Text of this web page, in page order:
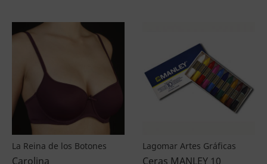
La Reina de los Botones
Carolina
Lagomar Artes Gráficas
Ceras MANLEY 10